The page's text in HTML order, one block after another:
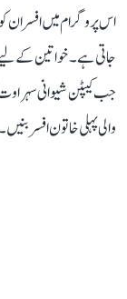
اس پروگرام میں افسران
جاتی ہے۔ خواتین کے
جب کیپٹن شیوانی
والی پہلی خاتون افسر